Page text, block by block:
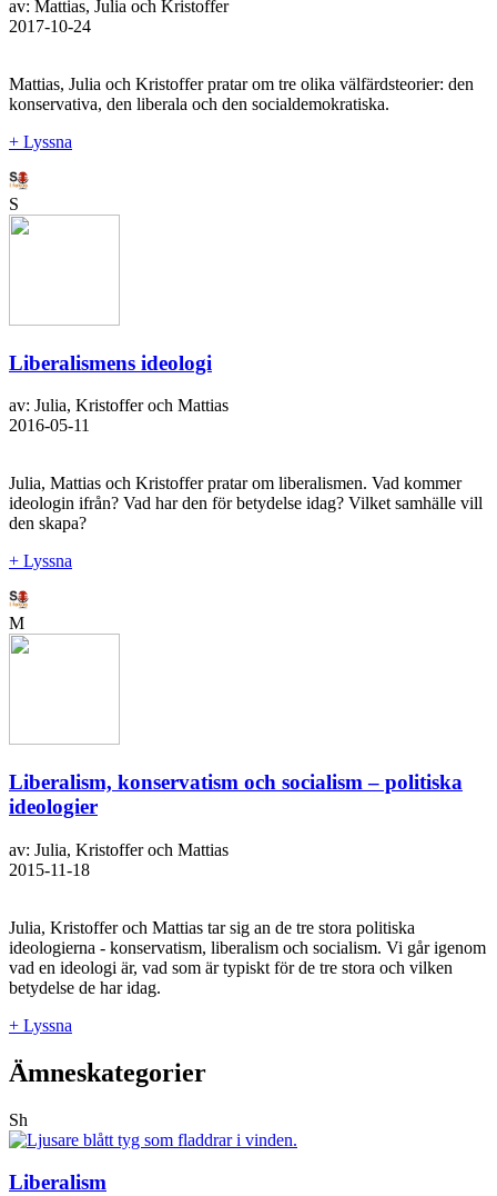
av: Mattias, Julia och Kristoffer
2017-10-24
Mattias, Julia och Kristoffer pratar om tre olika välfärdsteorier: den
konservativa, den liberala och den socialdemokratiska.
+ Lyssna
S
Liberalismens ideologi
av: Julia, Kristoffer och Mattias
2016-05-11
Julia, Mattias och Kristoffer pratar om liberalismen. Vad kommer
ideologin ifrån? Vad har den för betydelse idag? Vilket samhälle vill
den skapa?
+ Lyssna
M
Liberalism, konservatism och socialism – politiska
ideologier
av: Julia, Kristoffer och Mattias
2015-11-18
Julia, Kristoffer och Mattias tar sig an de tre stora politiska
ideologierna - konservatism, liberalism och socialism. Vi går igenom
vad en ideologi är, vad som är typiskt för de tre stora och vilken
betydelse de har idag.
+ Lyssna
Ämneskategorier
Sh
Liberalism